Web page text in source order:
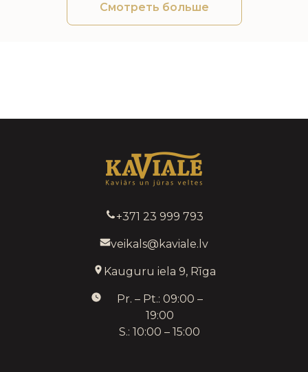
Смотреть больше
+371 23 999 793
veikals@kaviale.lv
Kauguru iela 9, Rīga
Pr. – Pt.: 09:00 –
19:00
S.: 10:00 – 15:00